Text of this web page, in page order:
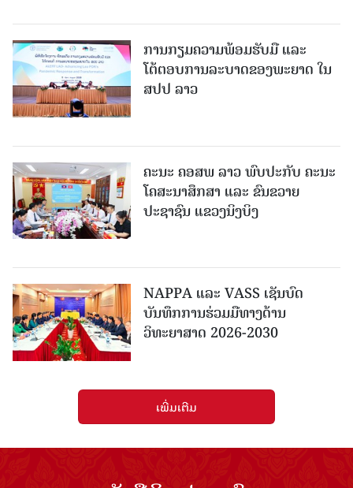
ການກຽມຄວາມພ້ອມຮັບມື ແລະ
ໂຕ້ຕອບການລະບາດຂອງພະຍາດ ໃນ
ສປປ ລາວ
ຄະນະ ຄອສພ ລາວ ພົບປະກັບ ຄະນະ
ໂຄສະນາສຶກສາ ແລະ ຂົນຂວາຍ
ປະຊາຊົນ ແຂວງນິງບິງ
NAPPA ແລະ VASS ເຊັນບົດ
ບັນທຶກການຮ່ວມມືທາງດ້ານ
ວິທະຍາສາດ 2026-2030
ເພີ່ມເຕີມ